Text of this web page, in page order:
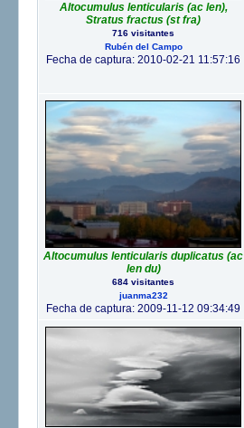
Altocumulus lenticularis (ac len),
Stratus fractus (st fra)
716 visitantes
Rubén del Campo
Fecha de captura: 2010-02-21 11:57:16
Altocumulus lenticularis duplicatus (ac
len du)
684 visitantes
juanma232
Fecha de captura: 2009-11-12 09:34:49